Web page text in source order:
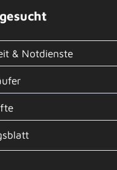
& Notdienste